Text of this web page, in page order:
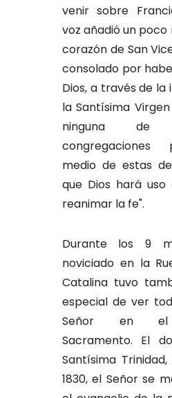
venir sobre
voz añadió un poco
corazón de San
consolado por
Dios, a través de
la Santísima
ninguna
medio de estas
que Dios hará
reanimar la fe".
Durante los 9
noviciado en la
Catalina tuvo
especial de ver
Señor en el
Sacramento. El
Santísima
1830, el Señor se